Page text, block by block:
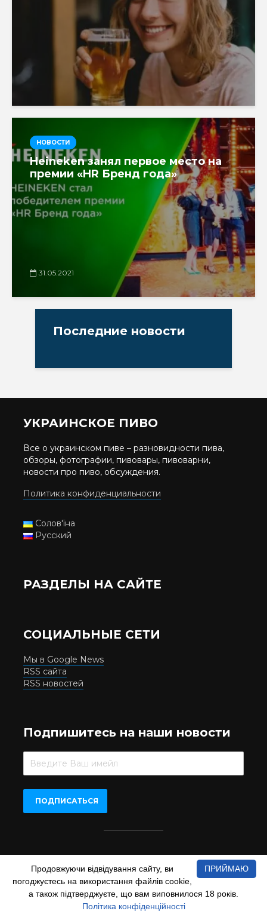
НОВОСТИ
Heineken занял первое место на
премии «HR Бренд года»
31.05.2021
Последние новости
УКРАИНСКОЕ ПИВО
Все о украинском пиве – разновидности пива,
обзоры, фотографии, пивовары, пивоварни,
новости про пиво, обсуждения.
Политика конфиденциальности
Солов'їна
Русский
РАЗДЕЛЫ НА САЙТЕ
СОЦИАЛЬНЫЕ СЕТИ
Мы в Google News
RSS сайта
RSS новостей
Подпишитесь на наши новости
Beer.UA © 2016-2022
При копіюванні матеріалів з сайту обов'язкове пряме
відкрите для пошукових систем гіперпосилання на сайт
www.beer.ua
ПРИЙМАЮ
Продовжуючи відвідування сайту, ви
погоджуєтесь на використання файлів cookie,
а також підтверджуєте, що вам виповнилося 18 років.
Політика конфіденційності